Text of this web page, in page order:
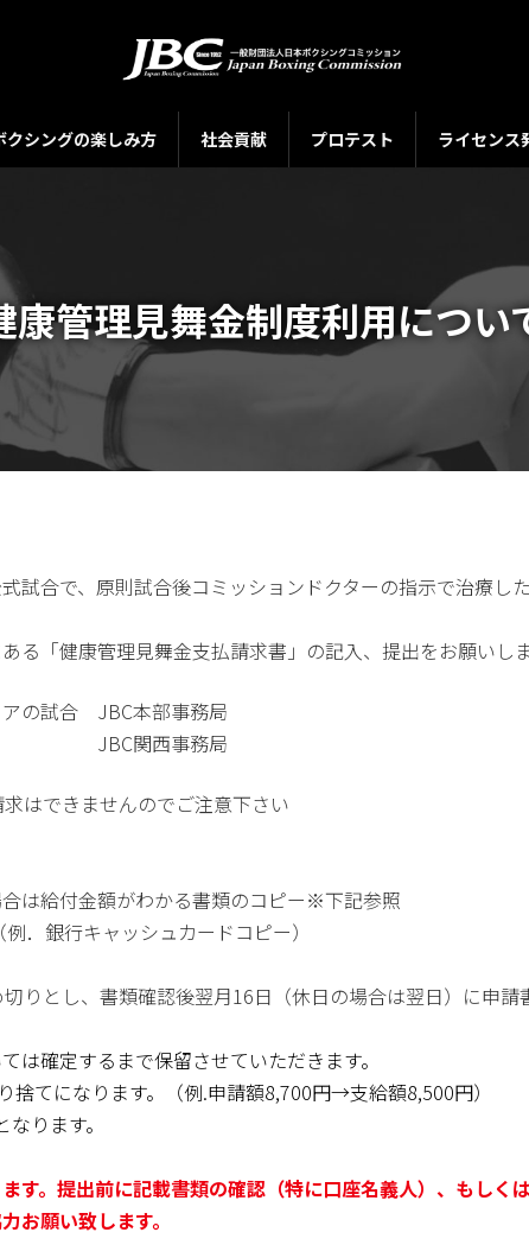
クシングの楽しみ方 社会貢献 プロテスト ライセンス
康管理見舞金制度利用につい
試合で、原則試合後コミッションドクターの指示で治療
「健康管理見舞金支払請求書」の記入、提出をお願いしま
アの試合 JBC本部事務局
JBC関西事務局
はできませんのでご注意下さい
金額がわかる書類のコピー※下記参照
銀行キャッシュカードコピー）
書類確認後翌月16日（休日の場合は翌日）に申請
するまで保留させていただきます。
ります。（例.申請額8,700円→支給額8,500円）
ます。
す。提出前に記載書類の確認（特に口座名義人）、もしく
力お願い致します。